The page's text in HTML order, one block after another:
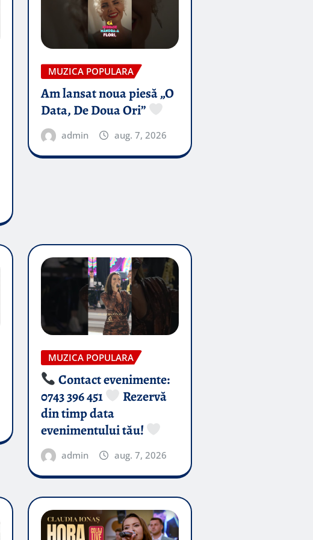
MUZICA POPULARA
Am lansat noua piesă „O
Data, De Doua Ori”
admin aug. 7, 2026
MUZICA POPULARA
Contact evenimente:
0743 396 451
Rezervă
din timp data
evenimentului tău!
admin aug. 7, 2026